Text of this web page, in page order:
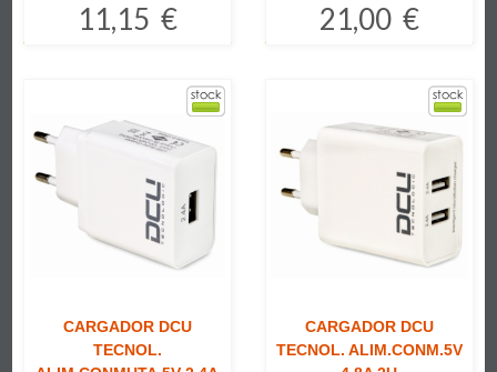
11,15 € 21,00 €
CARGADOR DCU
TECNOL.
CARGADOR DCU
TECNOL. ALIM.CONM.5V